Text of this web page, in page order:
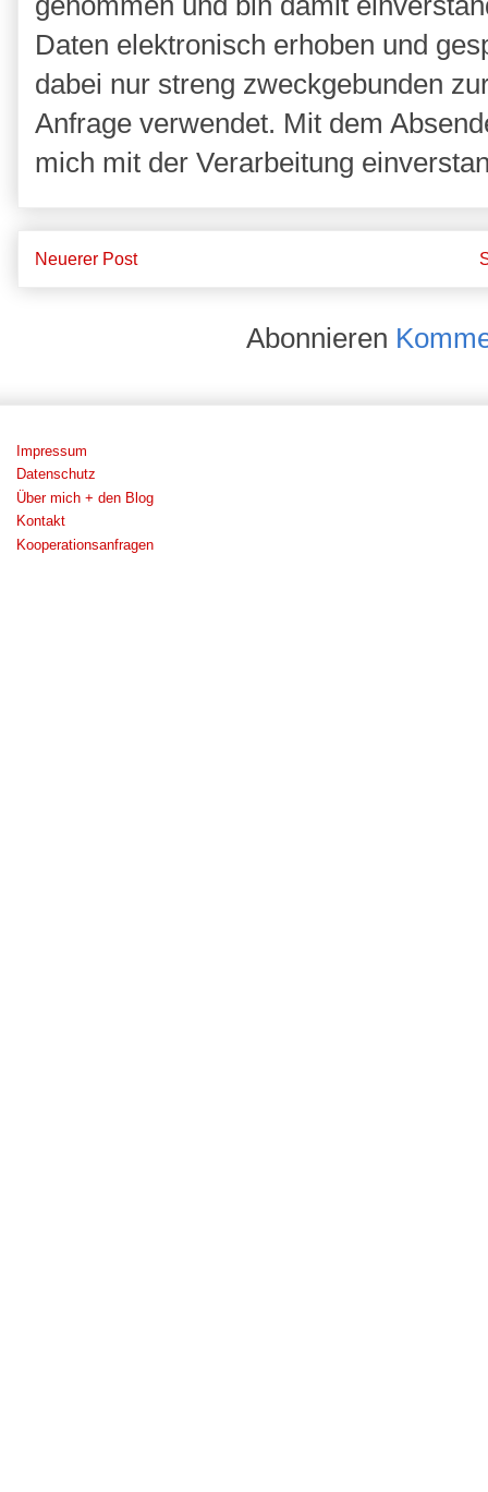
Daten elektronisch erhoben und
dabei nur streng zweckgebunden
Anfrage verwendet. Mit dem
mich mit der Verarbeitung
Neuerer Post
Abonnieren
Impressum
Datenschutz
Über mich + den Blog
Kontakt
Kooperationsanfragen